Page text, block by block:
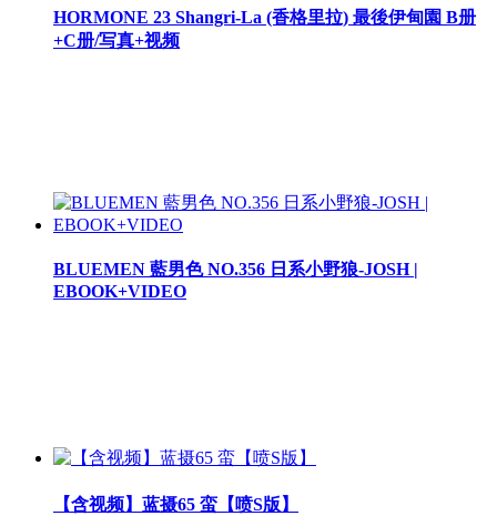
HORMONE 23 Shangri-La (香格里拉) 最後伊甸園 B册
+C册/写真+视频
BLUEMEN 藍男色 NO.356 日系小野狼-JOSH |
EBOOK+VIDEO
【含视频】蓝摄65 蛮【喷S版】